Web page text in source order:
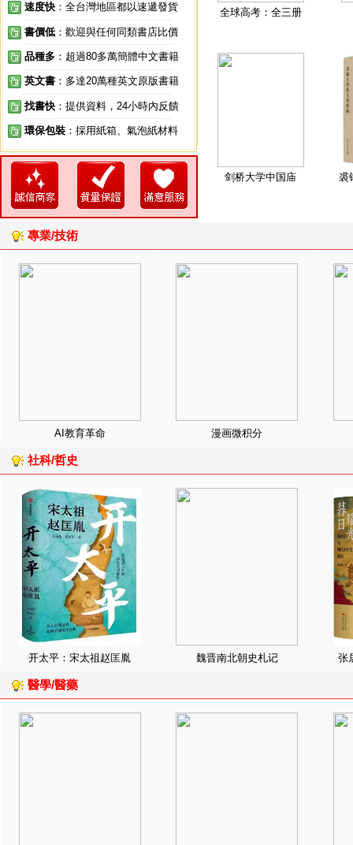
速度快 ：全台灣地區都以速遞發貨
書價低 ：歡迎與任何同類書店比價
品種多 ：超過80多萬簡體中文書籍
英文書 ：多達20萬種英文原版書籍
找書快 ：提供資料，24小時內反饋
環保包裝 ：採用紙箱、氣泡紙材料
全球高考：全三册
剑桥大学中国庙 裘
專業/技術
AI教育革命 漫画微积分
社科/哲史
开太平：宋太祖赵匡胤 魏晋南北朝史札记 张
醫學/醫藥